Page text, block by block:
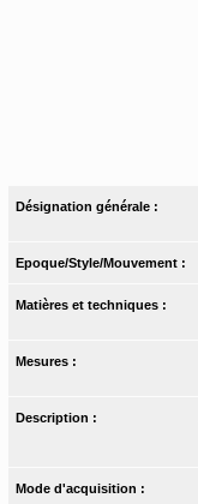
Désignation générale :
Epoque/Style/Mouvement :
Matières et techniques :
Mesures :
Description :
Mode d'acquisition :